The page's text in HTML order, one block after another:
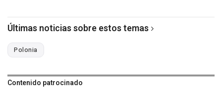
Últimas noticias sobre estos temas
Polonia
Contenido patrocinado